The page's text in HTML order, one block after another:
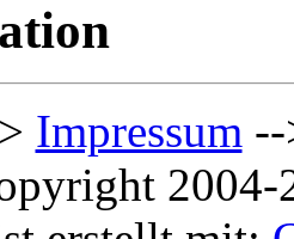
Impressum
2004-